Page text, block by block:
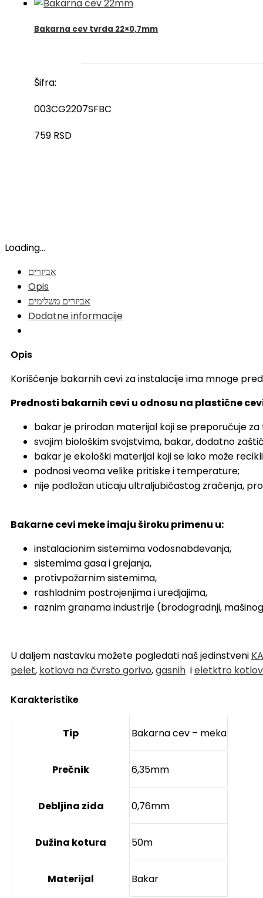
Bakarna cev tvrda 22×0,7mm
Šifra:
003CG2207SFBC
759 RSD
Loading...
אביזרים
Opis
אביזרים משלימים
Dodatne informacije
Opis
Korišćenje bakarnih cevi za instalacije ima mnoge
Prednosti bakarnih cevi u odnosu na plastične
bakar je prirodan materijal koji se preporučuje
svojim biološkim svojstvima, bakar, dodatno
bakar je ekološki materijal koji se lako može
podnosi veoma velike pritiske i temperature;
nije podložan uticaju ultraljubičastog zračenja,
Bakarne cevi meke imaju široku primenu u:
instalacionim sistemima vodosnabdevanja,
sistemima gasa i grejanja,
protivpožarnim sistemima,
rashladnim postrojenjima i uredjajima,
raznim granama industrije (brodogradnji,
U daljem nastavku možete pogledati naš jedinstveni
pelet, kotlova na čvrsto gorivo,gasnih ieletktro
Karakteristike
Tip Bakarna cev – meka
Prečnik 6,35mm
Debljina zida 0,76mm
Dužina kotura 50m
Materijal
Bakar